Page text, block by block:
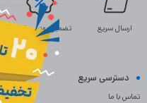
ارسال سریع تضمین بهترین قیمت
دسترسی سریع
تماس با ما